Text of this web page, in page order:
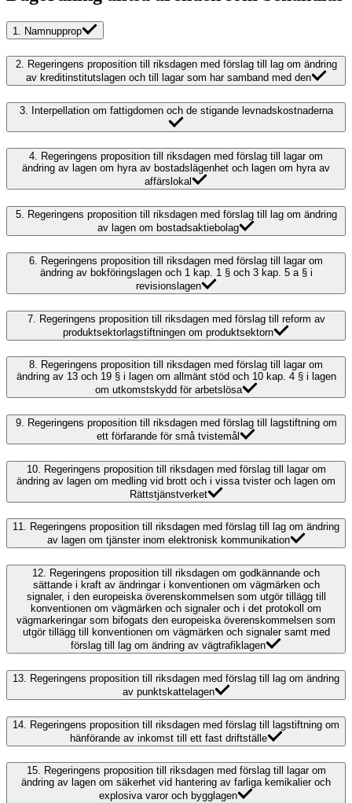
1. Namnupprop
2. Regeringens proposition till riksdagen med förslag till lag om ändring
av kreditinstitutslagen och till lagar som har samband med den
3. Interpellation om fattigdomen och de stigande levnadskostnaderna
4. Regeringens proposition till riksdagen med förslag till lagar om
ändring av lagen om hyra av bostadslägenhet och lagen om hyra av
affärslokal
5. Regeringens proposition till riksdagen med förslag till lag om ändring
av lagen om bostadsaktiebolag
6.
Regeringens proposition till riksdagen med förslag till lagar om
ändring av bokföringslagen och 1 kap. 1 § och 3 kap. 5 a § i
revisionslagen
7. Regeringens proposition till riksdagen med förslag till reform av
produktsektorlagstiftningen om produktsektorn
8. Regeringens proposition till riksdagen med förslag till lagar om
ändring av 13 och 19 § i lagen om allmänt stöd och 10 kap. 4 § i lagen
om utkomstskydd för arbetslösa
9. Regeringens proposition till riksdagen med förslag till lagstiftning om
ett förfarande för små tvistemål
10.
Regeringens proposition till riksdagen med förslag till lagar om
ändring av lagen om medling vid brott och i vissa tvister och lagen om
Rättstjänstverket
11. Regeringens proposition till riksdagen med förslag till lag om ändring
av lagen om tjänster inom elektronisk kommunikation
12. Regeringens proposition till riksdagen om godkännande och
sättande i kraft av ändringar i konventionen om vägmärken och
signaler, i den europeiska överenskommelsen som utgör tillägg till
konventionen om vägmärken och signaler och i det protokoll om
vägmarkeringar som bifogats den europeiska överenskommelsen som
utgör tillägg till konventionen om vägmärken och signaler samt med
förslag till lag om ändring av vägtrafiklagen
13.
Regeringens proposition till riksdagen med förslag till lag om ändring
av punktskattelagen
14. Regeringens proposition till riksdagen med förslag till lagstiftning om
hänförande av inkomst till ett fast driftställe
15. Regeringens proposition till riksdagen med förslag till lagar om
ändring av lagen om säkerhet vid hantering av farliga kemikalier och
explosiva varor och bygglagen